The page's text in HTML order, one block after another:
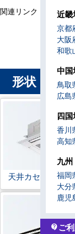
関連リンク：
埼
形状 か
天井カセット形4
近
京都
大阪
和歌
中
鳥取
広島
四
香川
高知
九
福岡
大分
鹿児
contact_support ご